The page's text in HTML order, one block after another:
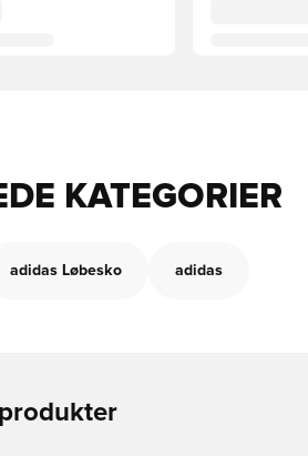
KATEGORIER
adidas Løbesko adidas